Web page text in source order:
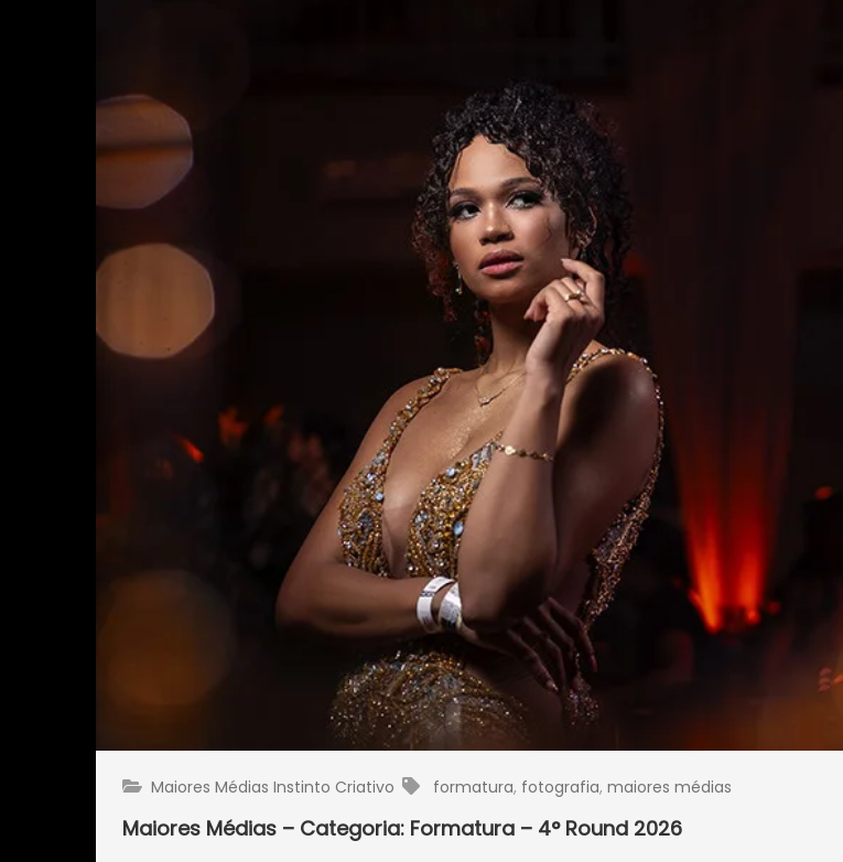
Maiores Médias Instinto Criativo formatura, fotografia, maiores médias
Maiores Médias – Categoria: Formatura – 4° Round 2026​